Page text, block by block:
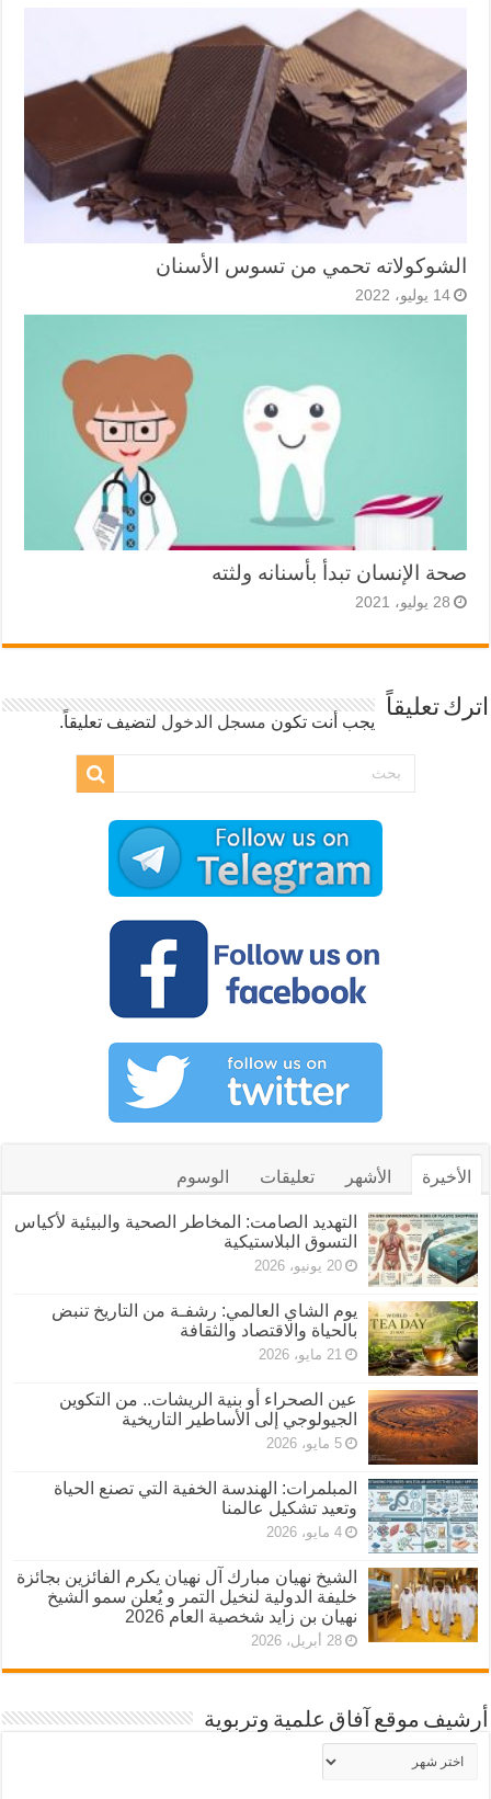
الشوكولاته تحمي من تسوس الأسنان
14 يوليو، 2022
صحة الإنسان تبدأ بأسنانه ولثته
28 يوليو، 2021
اترك تعليقاً
يجب أنت تكون مسجل الدخول لتضيف تعليقاً.
الأخيرة الأشهر تعليقات الوسوم
التهديد الصامت: المخاطر الصحية والبيئية لأكياس
التسوق البلاستيكية
20 يونيو، 2026
يوم الشاي العالمي: رشفـة من التاريخ تنبض
بالحياة والاقتصاد والثقافة
21 مايو، 2026
عين الصحراء أو بنية الريشات.. من التكوين
الجيولوجي إلى الأساطير التاريخية
5 مايو، 2026
المبلمرات: الهندسة الخفية التي تصنع الحياة
وتعيد تشكيل عالمنا
4 مايو، 2026
الشيخ نهيان مبارك آل نهيان يكرم الفائزين بجائزة
خليفة الدولية لنخيل التمر و يُعلن سمو الشيخ
نهيان بن زايد شخصية العام 2026
28 أبريل، 2026
أرشيف موقع آفاق علمية وتربوية
أرشيف
موقع